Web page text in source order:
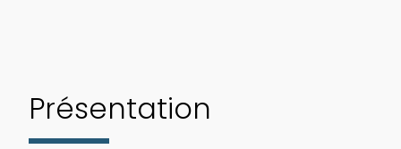
Présentation